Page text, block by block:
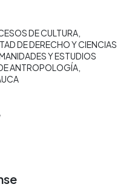
DE CULTURA
DE DERECHO Y CIENCIAS
Y ESTUDIOS
ANTROPOLOGÍA